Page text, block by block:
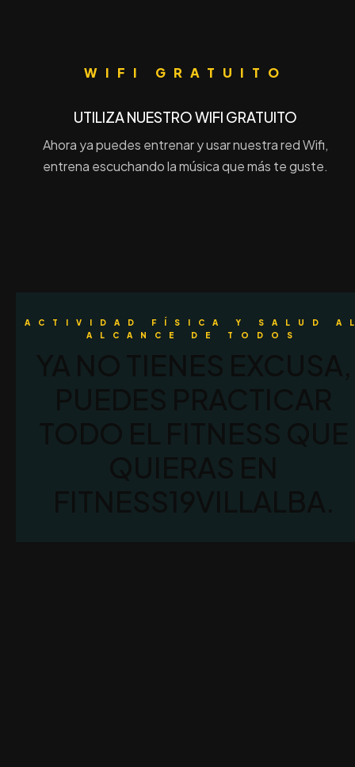
WIFI GRATUITO
UTILIZA NUESTRO WIFI GRATUITO
Ahora ya puedes entrenar y usar nuestra red Wifi,
entrena escuchando la música que más te guste.
ACTIVIDAD FÍSICA Y SALUD
ALCANCE DE TODOS